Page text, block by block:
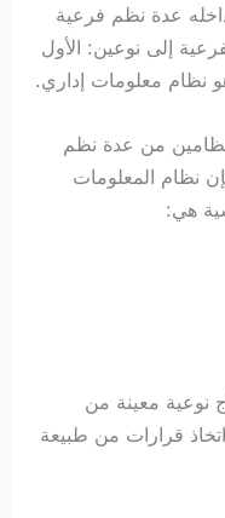
عدة نظم فرعية
إلى نوعين: الأول
نظام معلومات إداري.
من عدة نظم
نظام المعلومات
هي:
نوعية معينة من
قرارات من طبيعة